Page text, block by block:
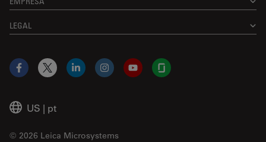
LEGAL
US | pt
© 2026 Leica Microsystems
Facebook
X LinkedInInstagramYouTubeGlassdoor